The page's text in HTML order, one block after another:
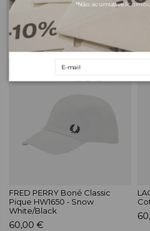
CARHARTT WIP Boné Icon -
Black
59,00 €
FRED PERRY Boné Classic
Pique HW1650 - Snow
White/Black
60,00 €
*Não acumulável com